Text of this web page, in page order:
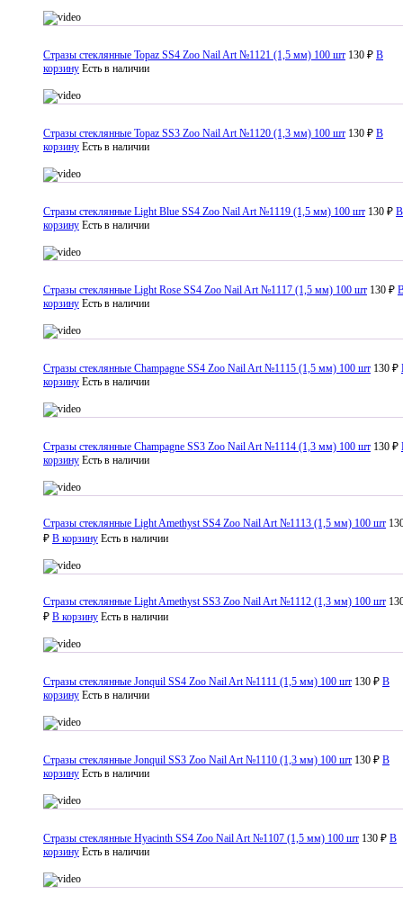
Стразы стеклянные Topaz SS4 Zoo Nail Art №1121 (1,5 мм) 100 шт 130 ₽ В
корзину Есть в наличии
Стразы стеклянные Topaz SS3 Zoo Nail Art №1120 (1,3 мм) 100 шт 130 ₽ В
корзину Есть в наличии
Стразы стеклянные Light Blue SS4 Zoo Nail Art №1119 (1,5 мм) 100 шт 130 ₽ В
корзину Есть в наличии
Стразы стеклянные Light Rose SS4 Zoo Nail Art №1117 (1,5 мм) 100 шт 130 ₽
корзину Есть в наличии
Стразы стеклянные Champagne SS4 Zoo Nail Art №1115 (1,5 мм) 100 шт 130 ₽
корзину Есть в наличии
Стразы стеклянные Champagne SS3 Zoo Nail Art №1114 (1,3 мм) 100 шт 130 ₽
корзину Есть в наличии
Стразы стеклянные Light Amethyst SS4 Zoo Nail Art №1113 (1,5 мм) 100 шт
₽ В корзину Есть в наличии
Стразы стеклянные Light Amethyst SS3 Zoo Nail Art №1112 (1,3 мм) 100 шт
₽ В корзину Есть в наличии
Стразы стеклянные Jonquil SS4 Zoo Nail Art №1111 (1,5 мм) 100 шт 130 ₽ В
корзину Есть в наличии
Стразы стеклянные Jonquil SS3 Zoo Nail Art №1110 (1,3 мм) 100 шт 130 ₽ В
корзину Есть в наличии
Стразы стеклянные Hyacinth SS4 Zoo Nail Art №1107 (1,5 мм) 100 шт 130 ₽ В
корзину Есть в наличии